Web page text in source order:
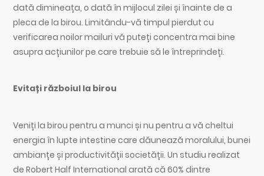
dată dimineața, o dată în mijlocul zilei și înainte de a
pleca de la birou. Limitându-vă timpul pierdut cu
verificarea noilor mailuri vă puteți concentra mai bine
asupra acțiunilor pe care trebuie să le întreprindeți.
Evitați războiul la birou
Veniți la birou pentru a munci și nu pentru a vă cheltui
energia în lupte intestine care dăunează moralului, bunei
ambianțe și productivității societății. Un studiu realizat
de Robert Half International arată că 60% dintre